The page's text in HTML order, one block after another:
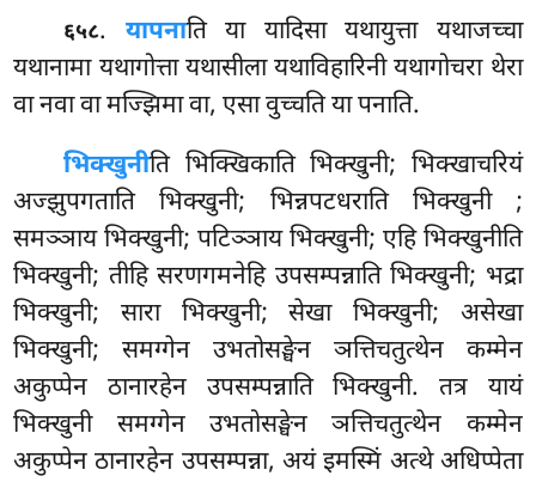
६५८. यापनाति या यादिसा यथायुत्ता यथाजच्चा
यथानामा यथागोत्ता यथासीला यथाविहारिनी यथागोचरा थेरा
वा नवा वा मज्झिमा वा, एसा वुच्चति या पनाति.
भिक्खुनीति भिक्खिकाति भिक्खुनी; भिक्खाचरियं
अज्झुपगताति भिक्खुनी; भिन्नपटधराति भिक्खुनी ;
समञ्ञाय भिक्खुनी; पटिञ्ञाय भिक्खुनी; एहि भिक्खुनीति
भिक्खुनी; तीहि सरणगमनेहि उपसम्पन्नाति भिक्खुनी; भद्रा
भिक्खुनी; सारा भिक्खुनी; सेखा भिक्खुनी; असेखा
भिक्खुनी; समग्गेन उभतोसङ्घेन ञत्तिचतुत्थेन कम्मेन
अकुप्पेन ठानारहेन उपसम्पन्नाति भिक्खुनी. तत्र यायं
भिक्खुनी समग्गेन उभतोसङ्घेन ञत्तिचतुत्थेन कम्मेन
अकुप्पेन ठानारहेन उपसम्पन्ना, अयं इमस्मिं अत्थे अधिप्पेता